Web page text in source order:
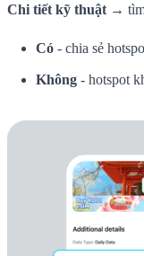
Chi tiết kỹ thuật →
Có - chia sẻ
Không - hotspot